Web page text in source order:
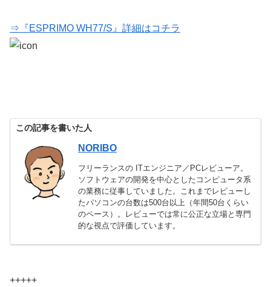
⇒『ESPRIMO WH77/S』詳細はコチラ
この記事を書いた人
NORIBO
フリーランスの ITエンジニア／PCレビューア。
ソフトウェアの開発を中心としたコンピュータ系
の業務に従事していました。これまでレビューし
たパソコンの台数は500台以上（年間50台くらい
のペース）。レビューでは常に公正な立場と専門
的な視点で評価しています。
+++++